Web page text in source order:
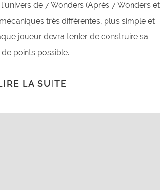
de 7 Wonders (Après 7 Wonders et
très différentes, plus simple et
joueur devra tenter de construire sa
points possible.
LA SUITE